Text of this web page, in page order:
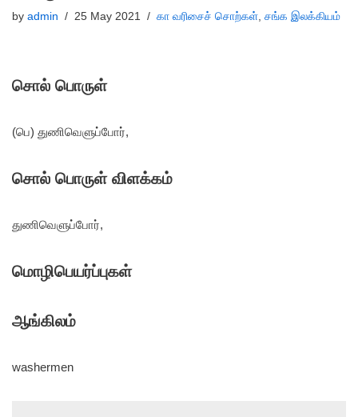
by admin 25 May 2021 கா வரிசைச் சொற்கள், சங்க இலக்கியம்
சொல் பொருள்
(பெ) துணிவெளுப்போர்,
சொல் பொருள் விளக்கம்
துணிவெளுப்போர்,
மொழிபெயர்ப்புகள்
ஆங்கிலம்
washermen